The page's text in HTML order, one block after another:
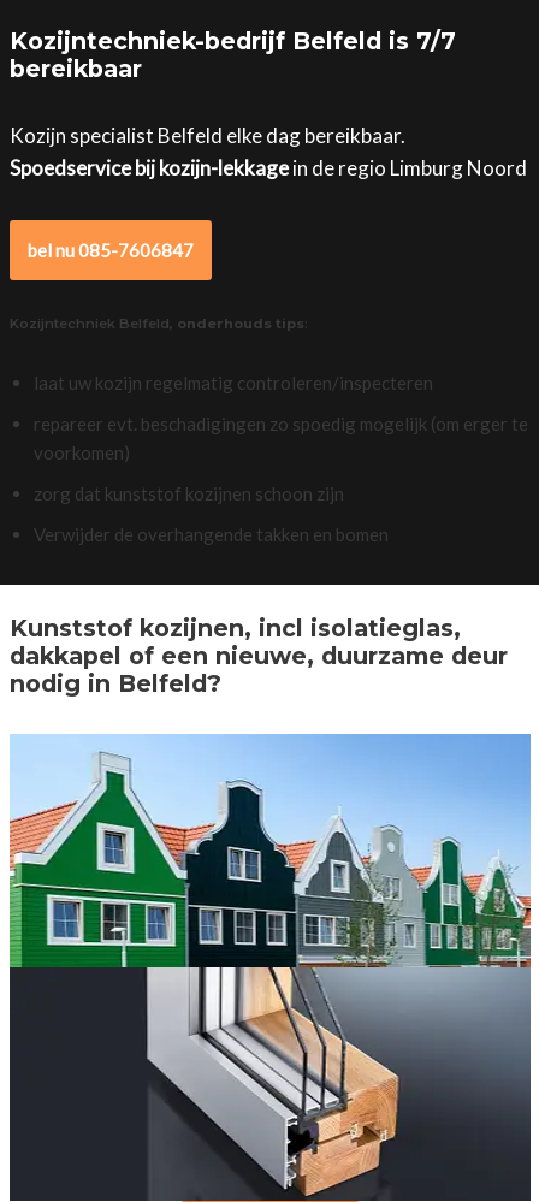
Kozijntechniek-bedrijf Belfeld is 7/7
bereikbaar
Kozijn specialist Belfeld elke dag bereikbaar.
Spoedservice bij kozijn-lekkagein de regio Limburg Noord
bel nu 085-7606847
Kozijntechniek Belfeld, onderhouds tips:
laat uw kozijn regelmatig controleren/inspecteren
repareer evt. beschadigingen zo spoedig mogelijk (om erger te
voorkomen)
zorg dat kunststof kozijnen schoon zijn
Verwijder de overhangende takken en bomen
Kunststof kozijnen, incl isolatieglas,
dakkapel of een nieuwe, duurzame deur
nodig in Belfeld?